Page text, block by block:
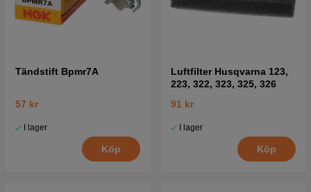
Tändstift Bpmr7A
57 kr
I lager
Köp
Luftfilter Husqvarna 123,
223, 322, 323, 325, 326
91 kr
I lager
Köp